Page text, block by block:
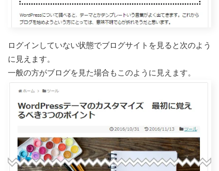
ログインしていない状態でブログサイトを見ると次のよう
に見えます。
一般の方がブログを見た場合もこのように見えます。